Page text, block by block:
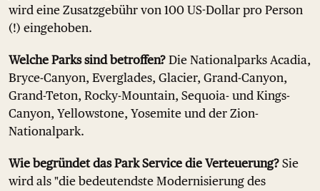
wird eine Zusatzgebühr von 100 US-Dollar pro Person
(!) eingehoben.
Welche Parks sind betroffen? Die Nationalparks Acadia,
Bryce-Canyon, Everglades, Glacier, Grand-Canyon,
Grand-Teton, Rocky-Mountain, Sequoia- und Kings-
Canyon, Yellowstone, Yosemite und der Zion-
Nationalpark.
Wie begründet das Park Service die Verteuerung? Sie
wird als "die bedeutendste Modernisierung des